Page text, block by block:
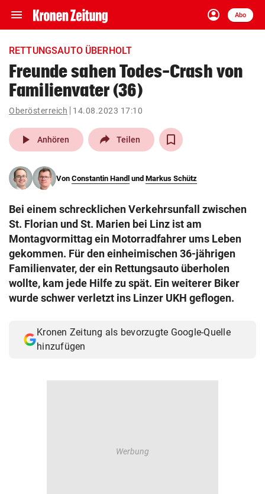
menu Navigation
ein-/ausklappen
account_circle
Anmelden
Abo
close Schließen
account_circle Anmelden
pin_drop
Wien arrow_right
search
eingeben
© Krone Multimedia GmbH & Co KG 2026
Muthgasse 2, 1190 Wien
RETTUNGSAUTO ÜBERHOLT
Freunde sahen Todes-Crash von
Familienvater (36)
Oberösterreich 14.08.2023 17:10
play_arrow Anhören Teilen
Von Constantin Handl und Markus Schütz
Bei einem schrecklichen Verkehrsunfall zwischen
St. Florian und St. Marien bei Linz ist am
Montagvormittag ein Motorradfahrer ums Leben
gekommen. Für den einheimischen 36-jährigen
Familienvater, der ein Rettungsauto überholen
wollte, kam jede Hilfe zu spät. Ein weiterer Biker
wurde schwer verletzt ins Linzer UKH geflogen.
Kronen Zeitung als bevorzugte Google-Quelle
hinzufügen